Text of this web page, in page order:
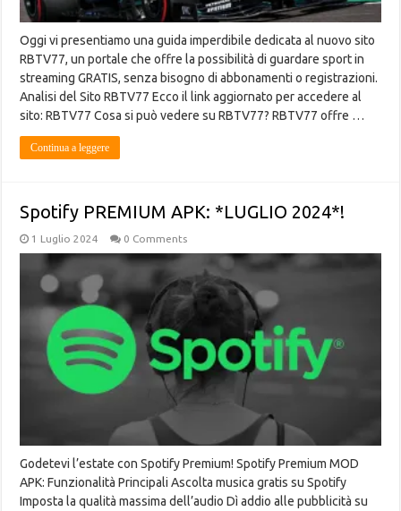
Oggi vi presentiamo una guida imperdibile dedicata al nuovo sito
RBTV77, un portale che offre la possibilità di guardare sport in
streaming GRATIS, senza bisogno di abbonamenti o registrazioni.
Analisi del Sito RBTV77 Ecco il link aggiornato per accedere al
sito: RBTV77 Cosa si può vedere su RBTV77? RBTV77 offre …
Continua a leggere
Spotify PREMIUM APK: *LUGLIO 2024*!
1 Luglio 2024 0 Comments
Godetevi l’estate con Spotify Premium! Spotify Premium MOD
APK: Funzionalità Principali Ascolta musica gratis su Spotify
Imposta la qualità massima dell’audio Dì addio alle pubblicità su